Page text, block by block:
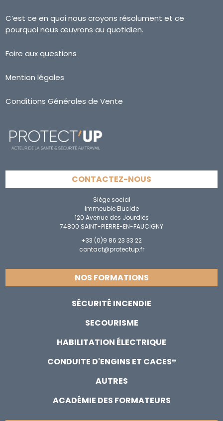
C’est ce en quoi nous croyons résolument et ce
pourquoi nous œuvrons au quotidien.
Foire aux questions
Mention légales
Conditions Générales de Vente
CONTACTEZ-NOUS
Siège social
Immeuble Elucide
120 Avenue des Jourdies
74800 SAINT-PIERRE-EN-FAUCIGNY
+33 (0)9 86 23 33 22
contact@protectup.fr
NOS FORMATIONS
SÉCURITÉ INCENDIE
SECOURISME
HABILITATION ÉLECTRIQUE
CONDUITE D'ENGINS ET CACES®
AUTRES
ACADÉMIE DES FORMATEURS